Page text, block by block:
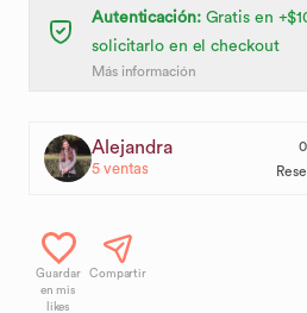
Autenticación:Gratis en
solicitarlo en el checkout
Más información
Alejandra
5ventas
0
Guardar
en mis
likes
Compartir